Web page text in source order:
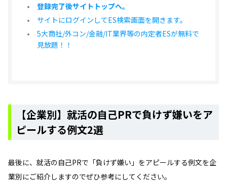
登録完了後サイトトップへ。
サイトにログインしてES検索画面を開きます。
5大商社/外コン/金融/IT業界等の内定者ESが無料で
見放題！！
【企業別】就活の自己PRで負けず嫌いをア
ピールする例文2選
最後に、就活の自己PRで「負けず嫌い」をアピールする例文を企
業別にご紹介しますのでぜひ参考にしてください。